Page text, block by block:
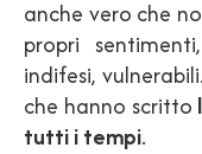
anche vero che
propri
indifesi,
che hanno scritto
tutti i tempi.